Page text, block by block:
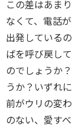
この差はあま
なくて、電話
出発している
ばを呼び戻し
のでしょうか
うか？いずれ
前がウリの変
のない、愛す